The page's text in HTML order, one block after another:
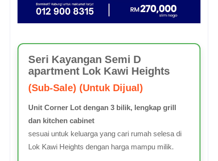
Seri Kayangan Semi D
apartment Lok Kawi Heights
(Sub-Sale) (Untuk Dijual)
Unit Corner Lot dengan 3 bilik, lengkap grill
dan kitchen cabinet
sesuai untuk keluarga yang cari rumah selesa di
Lok Kawi Heights dengan harga mampu milik.